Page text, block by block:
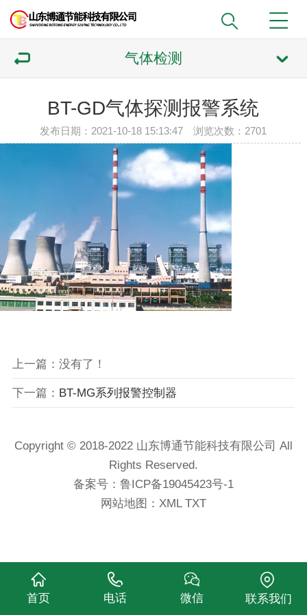
气体检测
BT-GD气体探测报警系统
发布日期：2021-10-18 15:13:47 浏览次数：2701
上一篇：没有了！
下一篇： BT-MG系列报警控制器
Copyright © 2018-2022 山东博通节能科技有限公司 All
Rights Reserved.
备案号： 鲁ICP备19045423号-1
网站地图： XML TXT
首页 电话 微信 联系我们